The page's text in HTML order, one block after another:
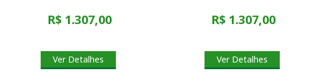
R$ 1.307,00
Ver Detalhes
R$ 1.307,00
Ver Detalhes